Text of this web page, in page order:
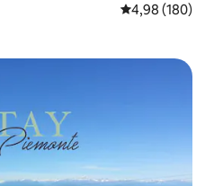
4,98 ud af 5 i
4,98 (180)